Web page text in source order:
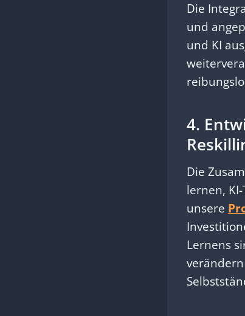
Die
und
und KI
4.
Die
lernen,
unsere
Lernens